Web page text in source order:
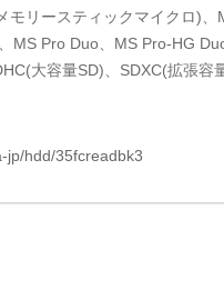
モリースティックマイクロ)
MS Pro Duo、MS Pro-HG
大容量SD)、SDXC(拡張
jp/hdd/35fcreadbk3